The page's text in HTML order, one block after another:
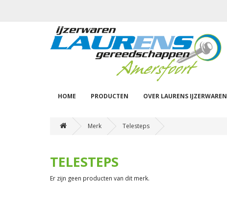
HOME PRODUCTEN OVER LAURENS IJZERWAREN
Merk Telesteps
TELESTEPS
Er zijn geen producten van dit merk.